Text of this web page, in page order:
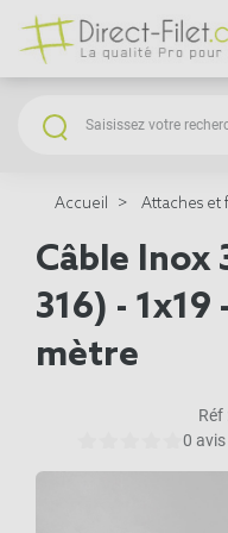
Accueil Attaches et
Câble Inox
316) - 1x19
mètre
Réf
0 avis